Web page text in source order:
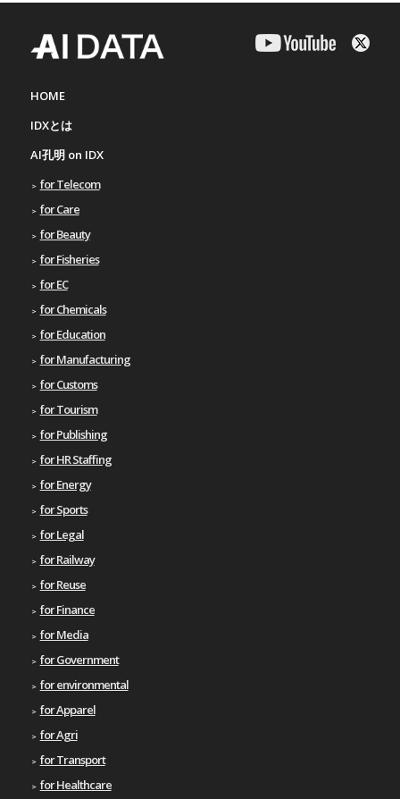
HOME
IDXとは
AI孔明 on IDX
for Telecom
for Care
for Beauty
for Fisheries
for EC
for Chemicals
for Education
for Manufacturing
for Customs
for Tourism
for Publishing
for HR Staffing
for Energy
for Sports
for Legal
for Railway
for Reuse
for Finance
for Media
for Government
for environmental
for Apparel
for Agri
for Transport
for Healthcare